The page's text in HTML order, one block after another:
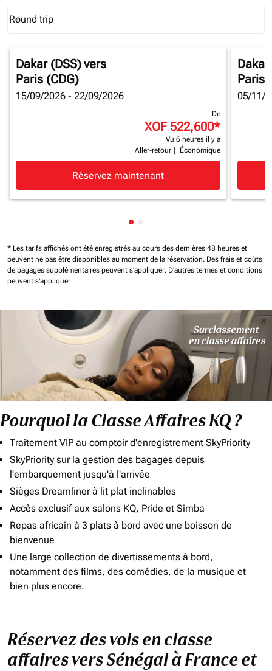
Journey Types option Round trip Selected
Round trip
keyboard_arrow_down
Dakar (DSS)vers
Paris (CDG)
15/09/2026 - 22/09/2026
De
XOF 522,600*
Vu 6 heures il y a
Aller-retour
Économique
Réservez maintenant
Dakar
Paris
05/11/
Affichage de cmp-pagination-
* Les tarifs affichés ont été enregistrés au cours des dernières 48 heures et
peuvent ne pas être disponibles au moment de la réservation. Des frais et coûts
de bagages supplémentaires peuvent s'appliquer. D'autres termes et conditions
peuvent s'appliquer
Pourquoi la Classe Affaires KQ ?
Traitement VIP au comptoir d'enregistrement SkyPriority
SkyPriority sur la gestion des bagages depuis
l'embarquement jusqu'à l'arrivée
Sièges Dreamliner à lit plat inclinables
Accès exclusif aux salons KQ, Pride et Simba
Repas africain à 3 plats à bord avec une boisson de
bienvenue
Une large collection de divertissements à bord,
notamment des films, des comédies, de la musique et
bien plus encore.
Réservez des vols en classe
affaires vers Sénégal à France et